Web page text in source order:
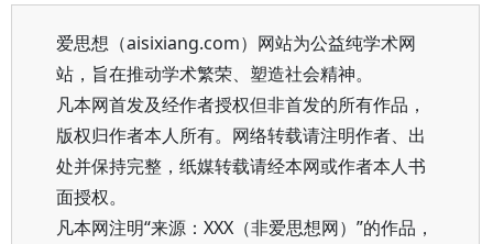
爱思想（aisixiang.com）网站为公益纯学术网
站，旨在推动学术繁荣、塑造社会精神。
凡本网首发及经作者授权但非首发的所有作品，
版权归作者本人所有。网络转载请注明作者、出
处并保持完整，纸媒转载请经本网或作者本人书
面授权。
凡本网注明“来源：XXX（非爱思想网）”的作品，